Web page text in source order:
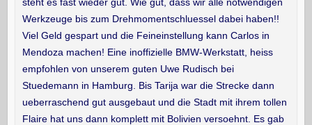
Werkzeuge bis zum Drehmomentschluessel dabei haben!!
Viel Geld gespart und die Feineinstellung kann Carlos in
Mendoza machen! Eine inoffizielle BMW-Werkstatt, heiss
empfohlen von unserem guten Uwe Rudisch bei
Stuedemann in Hamburg. Bis Tarija war die Strecke dann
ueberraschend gut ausgebaut und die Stadt mit ihrem tollen
Flaire hat uns dann komplett mit Bolivien versoehnt. Es gab